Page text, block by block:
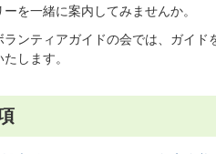
を一緒に案内してみませんか。
ランティアガイドの会では、ガイ
します。